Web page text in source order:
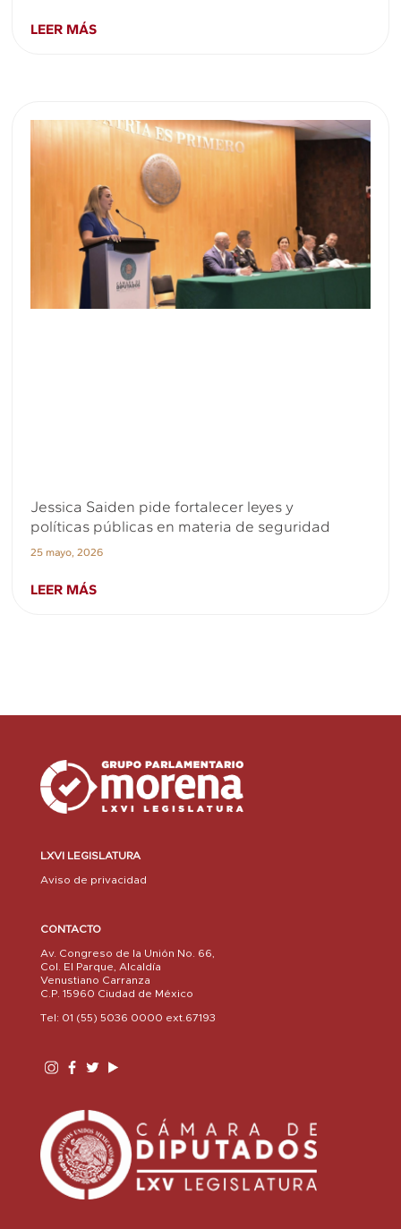
LEER MÁS
Jessica Saiden pide fortalecer leyes y
políticas públicas en materia de seguridad
25 mayo, 2026
LEER MÁS
LXVI LEGISLATURA
Aviso de privacidad
CONTACTO
Av. Congreso de la Unión No. 66,
Col. El Parque, Alcaldía
Venustiano Carranza
C.P. 15960 Ciudad de México
Tel: 01 (55) 5036 0000 ext.67193